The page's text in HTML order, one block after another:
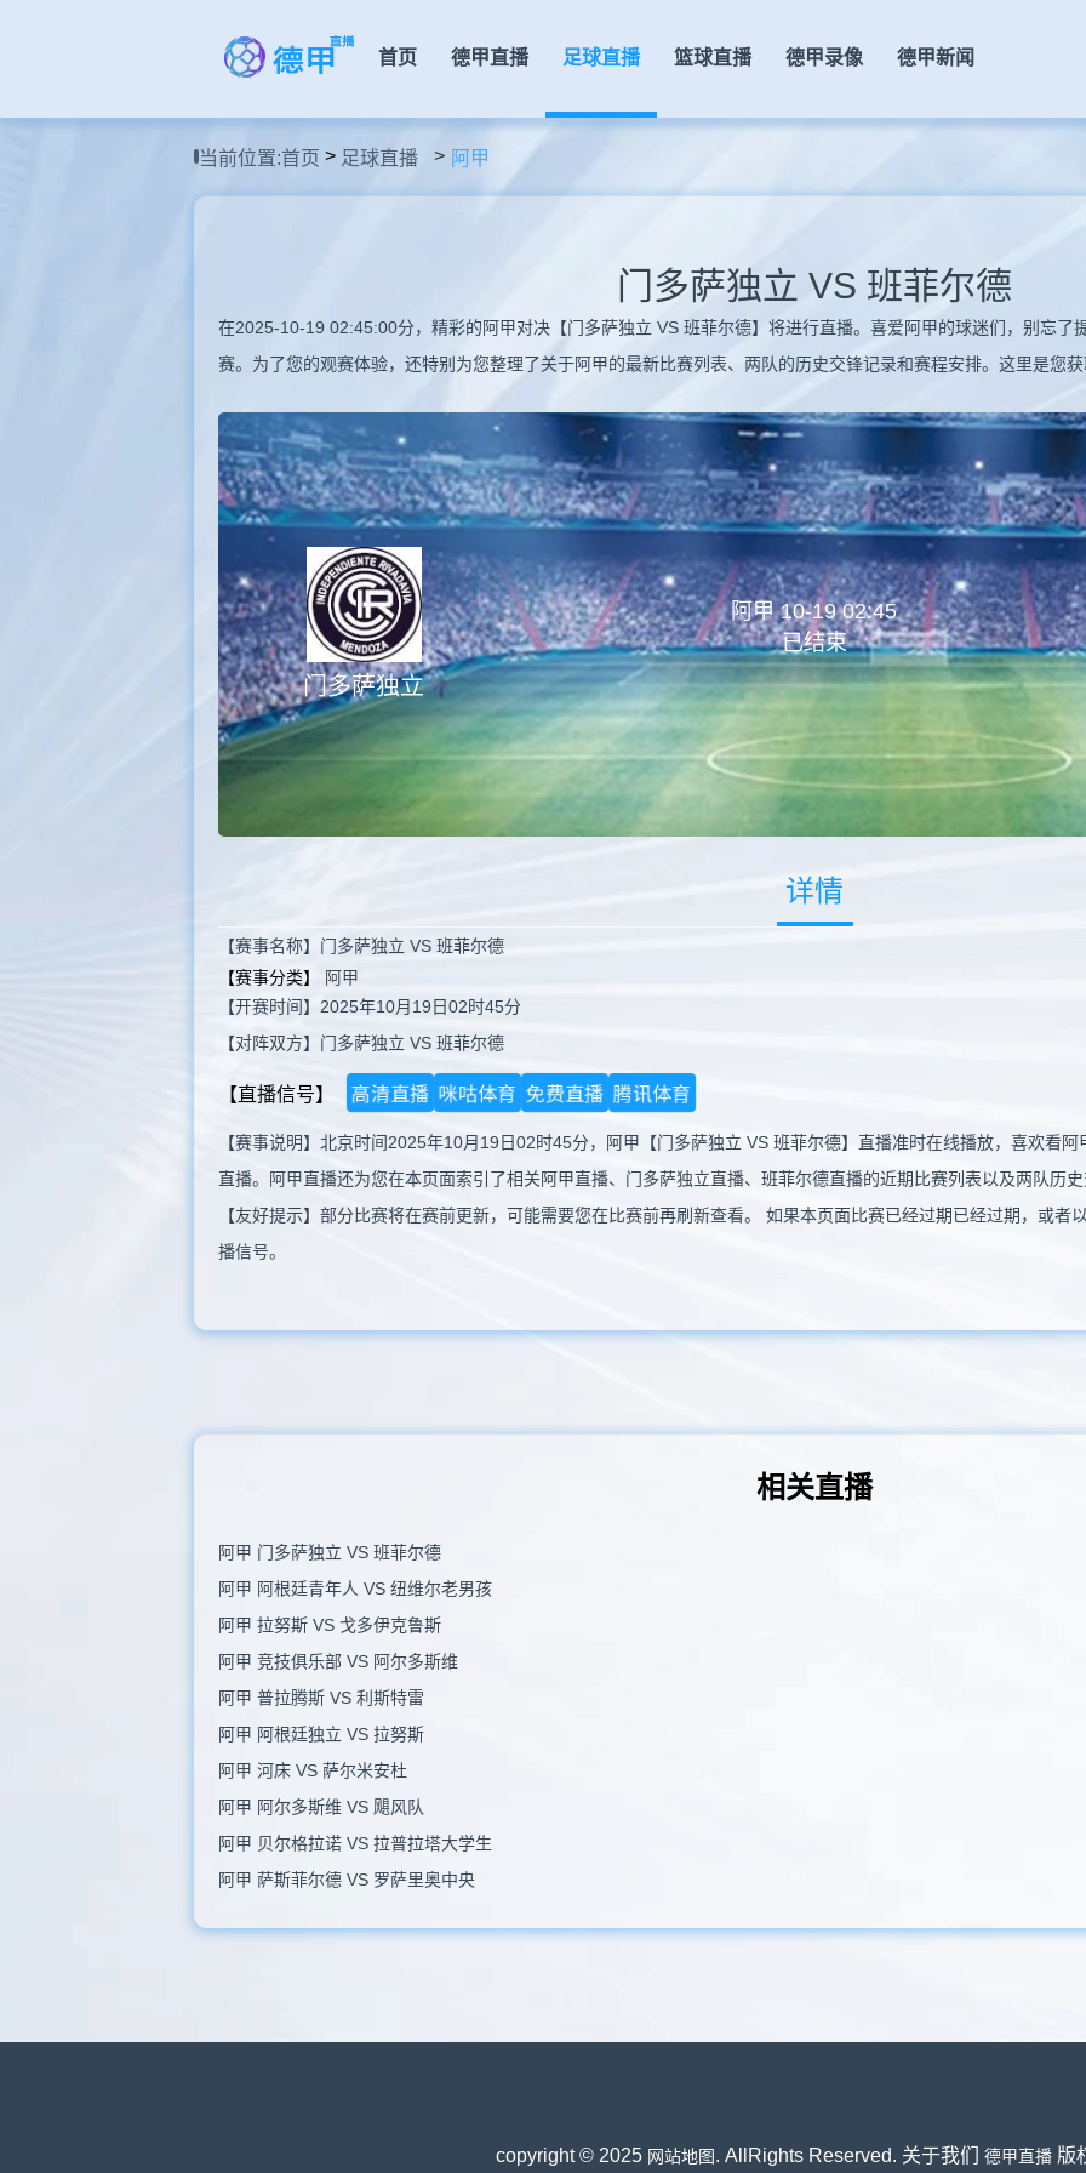
首页 德甲直播 足球直播 篮球直播 德甲录像 德甲新闻
当前位置:首页 > 足球直播 阿甲
门多萨独立 VS 班菲尔德
在2025-10-19 02:45:00分，精彩的阿甲对决【门多萨独立 VS 班菲尔德】将进行直播。喜爱阿甲的球迷们，别忘了
赛。为了您的观赛体验，还特别为您整理了关于阿甲的最新比赛列表、两队的历史交锋记录和赛程安排。这里是您
门多萨独立
阿甲 10-19 02:45
已结束
详情
【赛事名称】门多萨独立 VS 班菲尔德
【赛事分类】
阿甲
【开赛时间】2025年10月19日02时45分
【对阵双方】门多萨独立 VS 班菲尔德
【直播信号】 高清直播 咪咕体育 免费直播 腾讯体育
【赛事说明】北京时间2025年10月19日02时45分，阿甲【门多萨独立 VS 班菲尔德】直播准时在线播放，喜欢看
直播。阿甲直播还为您在本页面索引了相关阿甲直播、门多萨独立直播、班菲尔德直播的近期比赛列表以及两队历
【友好提示】部分比赛将在赛前更新，可能需要您在比赛前再刷新查看。 如果本页面比赛已经过期已经过期，或者
播信号。
相关直播
阿甲 门多萨独立 VS 班菲尔德
阿甲 阿根廷青年人 VS 纽维尔老男孩
阿甲 拉努斯 VS 戈多伊克鲁斯
阿甲 竞技俱乐部 VS 阿尔多斯维
阿甲 普拉腾斯 VS 利斯特雷
阿甲 阿根廷独立 VS 拉努斯
阿甲 河床 VS 萨尔米安杜
阿甲 阿尔多斯维 VS 飓风队
阿甲 贝尔格拉诺 VS 拉普拉塔大学生
阿甲 萨斯菲尔德 VS 罗萨里奥中央
copyright © 2025 网站地图. AllRights Reserved. 关于我们 德甲直播版